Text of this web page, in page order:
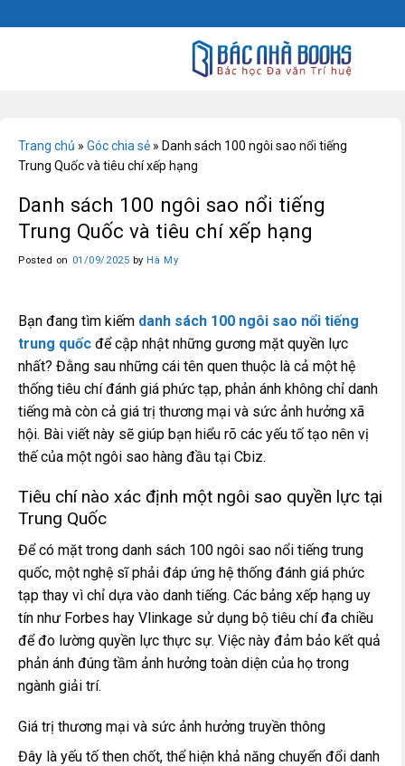
to
Trang chủ » Góc chia sẻ » Danh sách 100 ngôi sao nổi tiếng
Trung Quốc và tiêu chí xếp hạng
Danh sách 100 ngôi sao nổi tiếng
Trung Quốc và tiêu chí xếp hạng
Posted on 01/09/2025 by Hà My
Bạn đang tìm kiếm danh sách 100 ngôi sao nổi tiếng
trung quốc để cập nhật những gương mặt quyền lực
nhất? Đằng sau những cái tên quen thuộc là cả một hệ
thống tiêu chí đánh giá phức tạp, phản ánh không chỉ danh
tiếng mà còn cả giá trị thương mại và sức ảnh hưởng xã
hội. Bài viết này sẽ giúp bạn hiểu rõ các yếu tố tạo nên vị
thế của một ngôi sao hàng đầu tại Cbiz.
Tiêu chí nào xác định một ngôi sao quyền lực tại
Trung Quốc
Để có mặt trong danh sách 100 ngôi sao nổi tiếng trung
quốc, một nghệ sĩ phải đáp ứng hệ thống đánh giá phức
tạp thay vì chỉ dựa vào danh tiếng. Các bảng xếp hạng uy
tín như Forbes hay Vlinkage sử dụng bộ tiêu chí đa chiều
để đo lường quyền lực thực sự. Việc này đảm bảo kết quả
phản ánh đúng tầm ảnh hưởng toàn diện của họ trong
ngành giải trí.
Giá trị thương mại và sức ảnh hưởng truyền thông
Đây là yếu tố then chốt, thể hiện khả năng chuyển đổi danh